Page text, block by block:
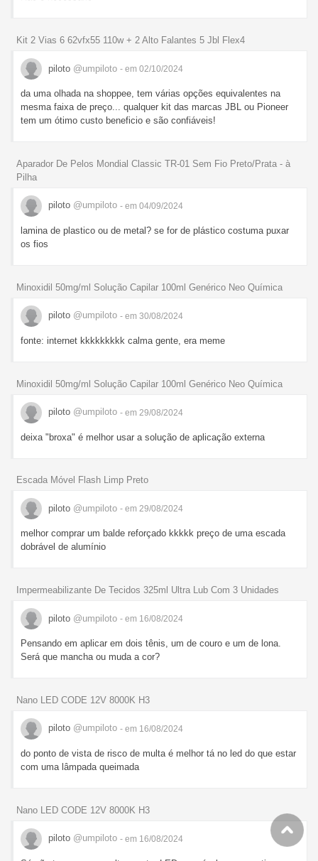
Kit 2 Vias 6 62vfx55 110w + 2 Alto Falantes 5 Jbl Flex4
piloto @umpiloto - em 02/10/2024
da uma olhada na shoppee, tem várias opções equivalentes na
mesma faixa de preço... qualquer kit das marcas JBL ou Pioneer
tem um ótimo custo beneficio e são confiáveis!
Aparador De Pelos Mondial Classic TR-01 Sem Fio Preto/Prata - à
Pilha
piloto @umpiloto - em 04/09/2024
lamina de plastico ou de metal? se for de plástico costuma puxar
os fios
Minoxidil 50mg/ml Solução Capilar 100ml Genérico Neo Química
piloto @umpiloto - em 30/08/2024
fonte: internet kkkkkkkkk calma gente, era meme
Minoxidil 50mg/ml Solução Capilar 100ml Genérico Neo Química
piloto @umpiloto - em 29/08/2024
deixa "broxa" é melhor usar a solução de aplicação externa
Escada Móvel Flash Limp Preto
piloto @umpiloto - em 29/08/2024
melhor comprar um balde reforçado kkkkk preço de uma escada
dobrável de alumínio
Impermeabilizante De Tecidos 325ml Ultra Lub Com 3 Unidades
piloto @umpiloto - em 16/08/2024
Pensando em aplicar em dois tênis, um de couro e um de lona.
Será que mancha ou muda a cor?
Nano LED CODE 12V 8000K H3
piloto @umpiloto - em 16/08/2024
do ponto de vista de risco de multa é melhor tá no led do que estar
com uma lâmpada queimada
Nano LED CODE 12V 8000K H3
piloto @umpiloto - em 16/08/2024